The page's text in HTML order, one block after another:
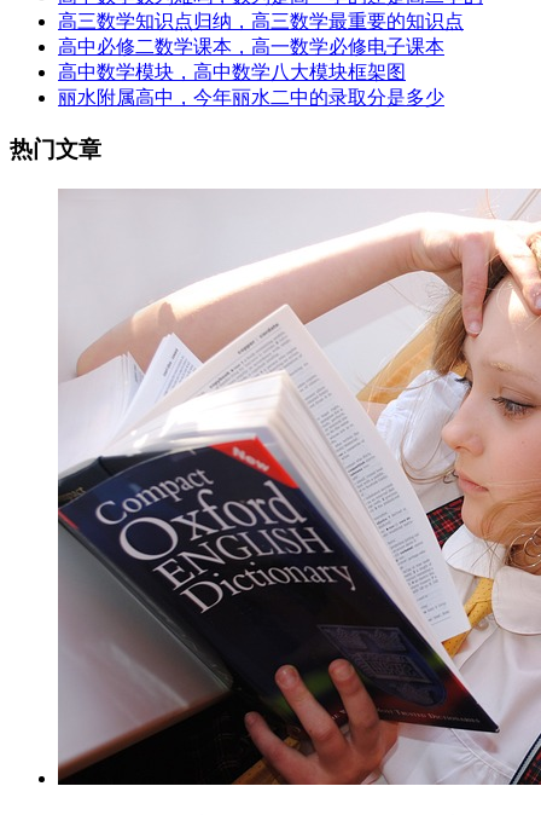
高三数学知识点归纳，高三数学最重要的知识点
高中必修二数学课本，高一数学必修电子课本
高中数学模块，高中数学八大模块框架图
丽水附属高中，今年丽水二中的录取分是多少
热门文章